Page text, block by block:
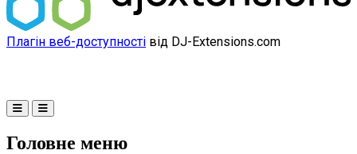
Плагін веб-доступності від DJ-Extensions.com
Головне меню